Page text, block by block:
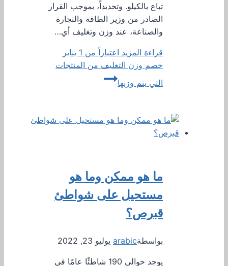
تباع بالكيلو. وتحديداً، بموجب القرار
الصادر من وزير الطاقة والتجارة
والصناعة، عند وزن وتغليف أي…
قراءة المزيد
اعتباراً من 1 يناير
خصم وزن التغليف من المنتجات
التي يتم وزنها
ما هو ممكن وما هو
مستحيل على شواطئ
قبرص؟
بواسطةarabic يوليو 23, 2022
يوجد حوالي 190 شاطئًا عامًا في